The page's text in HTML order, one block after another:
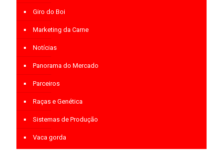
Giro do Boi
Marketing da Carne
Notícias
Panorama do Mercado
Parceiros
Raças e Genética
Sistemas de Produção
Vaca gorda